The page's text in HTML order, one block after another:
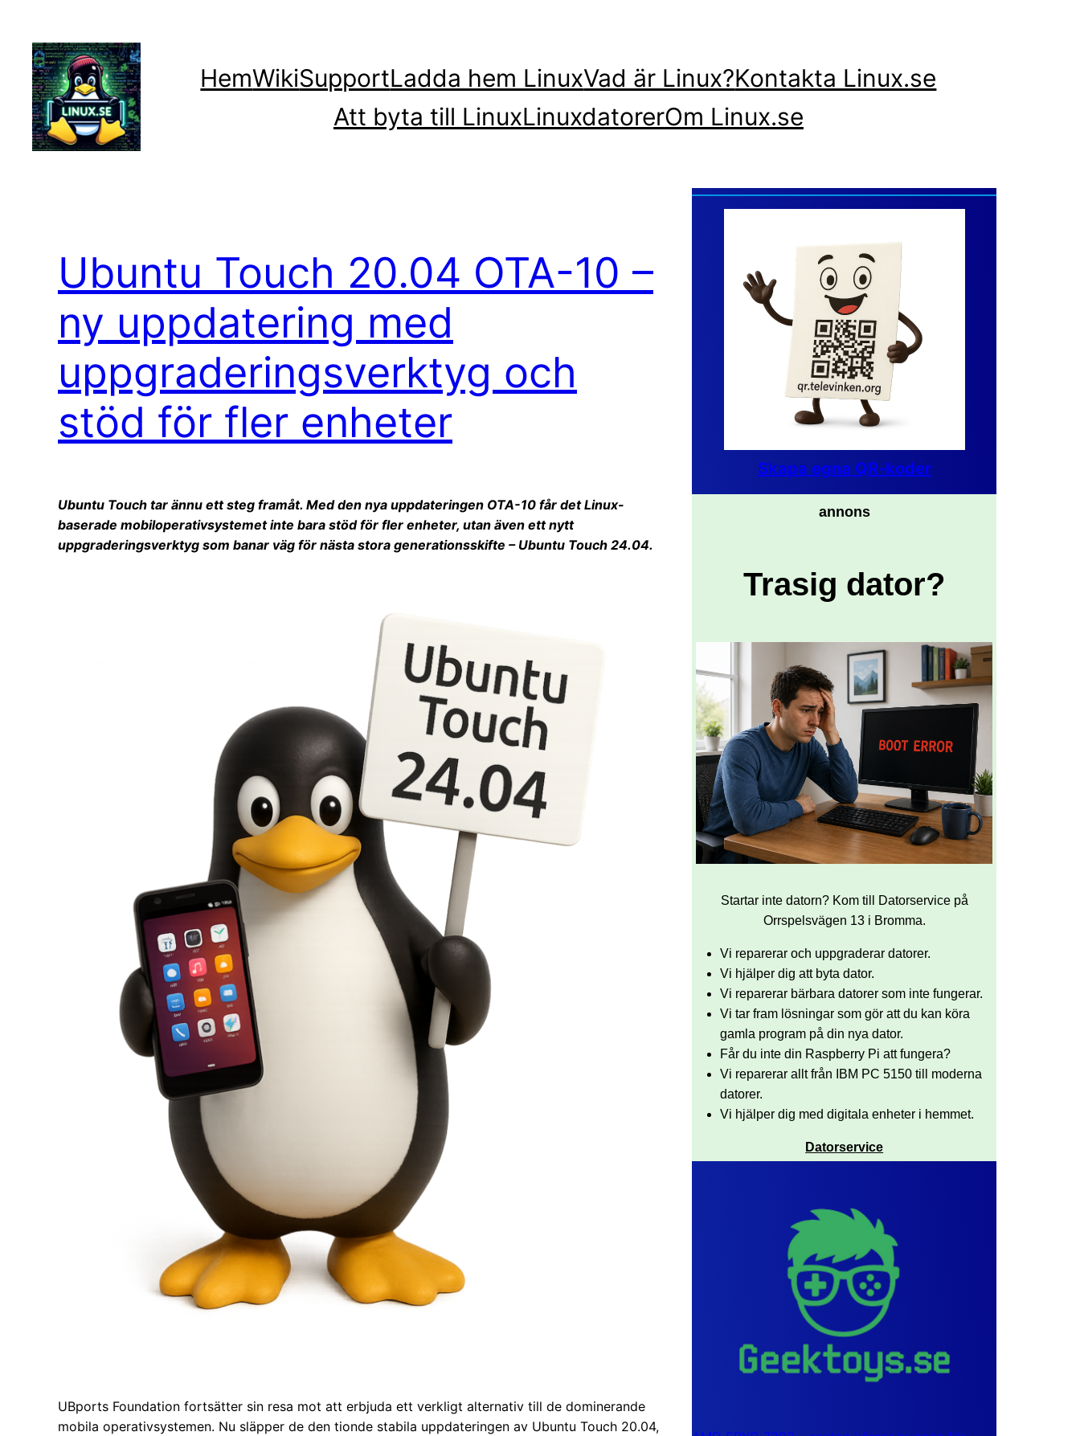
innehåll
HemWikiSupportLadda hem LinuxVad är Linux?Kontakta Linux.se
Att byta till LinuxLinuxdatorerOm Linux.se
Ubuntu Touch 20.04 OTA-10 –
ny uppdatering med
uppgraderingsverktyg och
stöd för fler enheter
Ubuntu Touch tar ännu ett steg framåt. Med den nya uppdateringen OTA-10 får det Linux-
baserade mobiloperativsystemet inte bara stöd för fler enheter, utan även ett nytt
uppgraderingsverktyg som banar väg för nästa stora generationsskifte – Ubuntu Touch 24.04.
UBports Foundation fortsätter sin resa mot att erbjuda ett verkligt alternativ till de dominerande
mobila operativsystemen. Nu släpper de den tionde stabila uppdateringen av Ubuntu Touch 20.04,
Skapa egna QR-koder
annons
Trasig dator?
Startar inte datorn? Kom till Datorservice på
Orrspelsvägen 13 i Bromma.
Vi reparerar och uppgraderar datorer.
Vi hjälper dig att byta dator.
Vi reparerar bärbara datorer som inte fungerar.
Vi tar fram lösningar som gör att du kan köra
gamla program på din nya dator.
Får du inte din Raspberry Pi att fungera?
Vi reparerar allt från IBM PC 5150 till moderna
datorer.
Vi hjälper dig med digitala enheter i hemmet.
Datorservice